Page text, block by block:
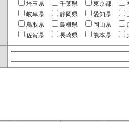
埼玉県
千葉県 東京都
岐阜県
静岡県 愛知県
鳥取県
島根県 岡山県
佐賀県
長崎県 熊本県